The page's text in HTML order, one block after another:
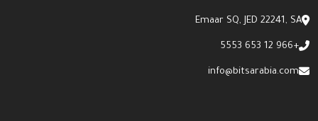
Emaar SQ, JED 22241, SA
+966 12 653 5553
info@bitsarabia.com